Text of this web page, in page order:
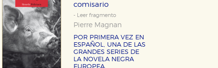
comisario
- Leer fragmento
Pierre Magnan
POR PRIMERA VEZ EN
ESPAÑOL, UNA DE LAS
GRANDES SERIES DE
LA NOVELA NEGRA
EUROPEA.